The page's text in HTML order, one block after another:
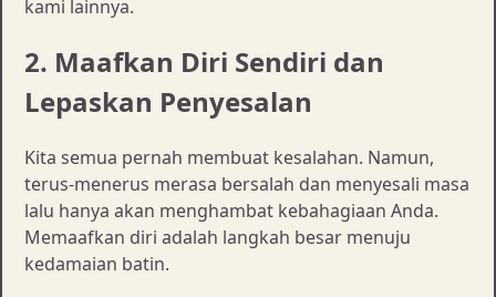
kami lainnya.
2. Maafkan Diri Sendiri dan
Lepaskan Penyesalan
Kita semua pernah membuat kesalahan. Namun,
terus-menerus merasa bersalah dan menyesali masa
lalu hanya akan menghambat kebahagiaan Anda.
Memaafkan diri adalah langkah besar menuju
kedamaian batin.